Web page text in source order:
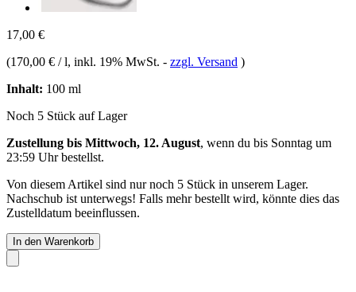
17,00 €
(170,00 € / l, inkl. 19% MwSt. - zzgl. Versand )
Inhalt: 100 ml
Noch 5 Stück auf Lager
Zustellung bis Mittwoch, 12. August, wenn du bis Sonntag um
23:59 Uhrbestellst.
Von diesem Artikel sind nur noch 5 Stück in unserem Lager.
Nachschub ist unterwegs! Falls mehr bestellt wird, könnte dies das
Zustelldatum beeinflussen.
In den Warenkorb